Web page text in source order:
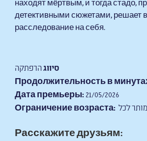
детективными сюжетами, решает
расследование на себя.
סיווגהרפתקה
Продолжительность в
Дата премьеры: 21/05/2026
Ограничение возраста: מותר לכל
Расскажите друзьям: